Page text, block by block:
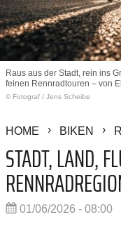
Raus aus der Stadt, rein ins
feinen Rennradtouren – von
© Fotograf / Jens Scheibe
HOME BIKEN
STADT, LAND,
01/06/2026 - 08:00